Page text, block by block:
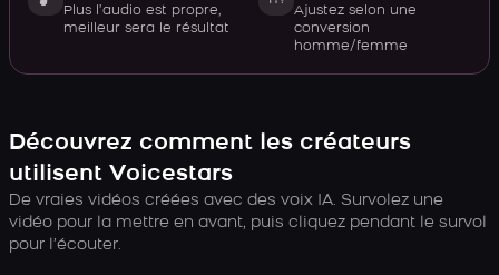
Plus l’audio est propre,
meilleur sera le résultat
Ajustez selon une
conversion
homme/femme
Découvrez comment les créateurs
utilisent Voicestars
De vraies vidéos créées avec des voix IA. Survolez une
vidéo pour la mettre en avant, puis cliquez pendant le survol
pour l’écouter.